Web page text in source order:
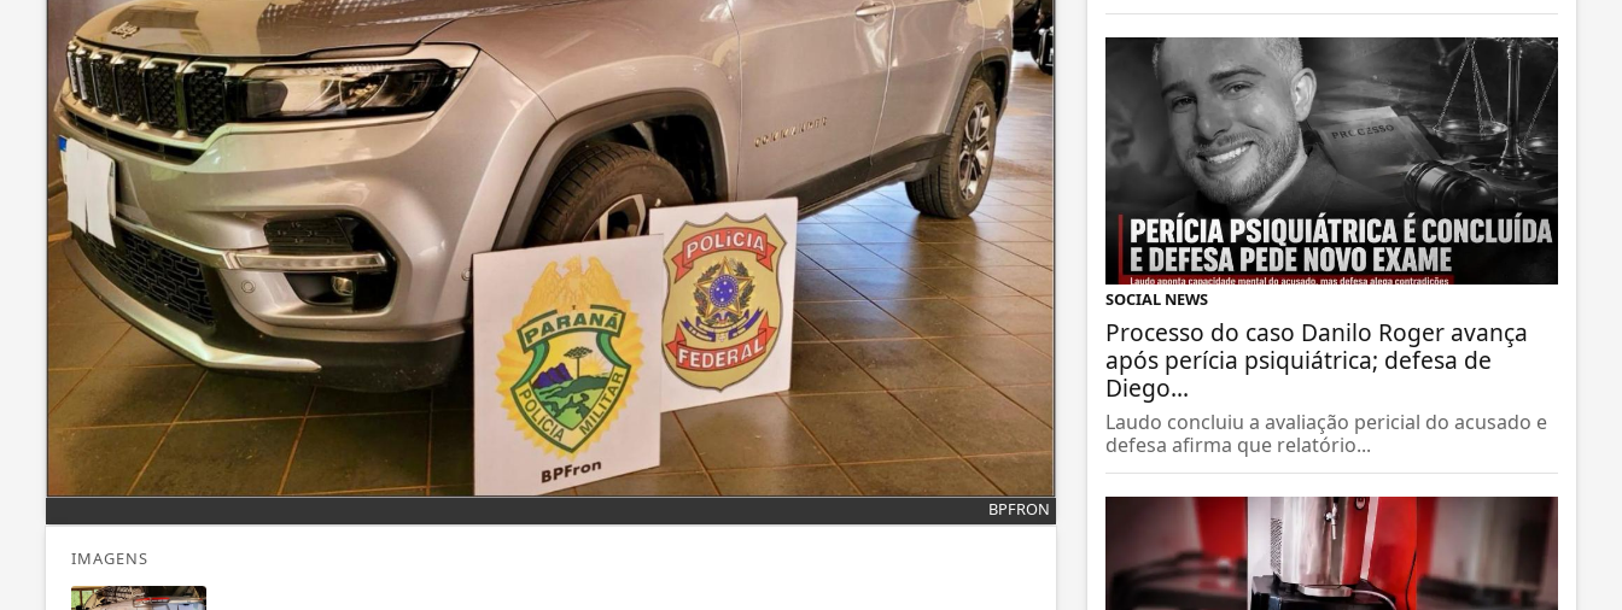
BPFRON
IMAGENS
SOCIAL NEWS
Processo do caso Danilo Roger avança
após perícia psiquiátrica; defesa de
Diego...
Laudo concluiu a avaliação pericial do acusado e
defesa afirma que relatório...